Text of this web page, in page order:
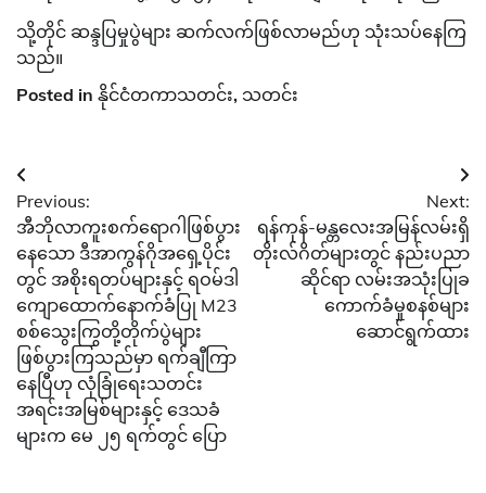
သို့တိုင် ဆန္ဒပြမှုပွဲများ ဆက်လက်ဖြစ်လာမည်ဟု သုံးသပ်နေကြ
သည်။
Posted in နိုင်ငံတကာသတင်း, သတင်း
Post
navigation
Previous:
အီဘိုလာကူးစက်ရောဂါဖြစ်ပွား
နေသော ဒီအာကွန်ဂိုအရှေ့ပိုင်း
တွင် အစိုးရတပ်များနှင့် ရဝမ်ဒါ
ကျောထောက်နောက်ခံပြု M23
စစ်သွေးကြွတို့တိုက်ပွဲများ
ဖြစ်ပွားကြသည်မှာ ရက်ချီကြာ
နေပြီဟု လုံခြုံရေးသတင်း
အရင်းအမြစ်များနှင့် ဒေသခံ
များက မေ ၂၅ ရက်တွင် ပြော
Next:
ရန်ကုန်-မန္တလေးအမြန်လမ်းရှိ
တိုးလ်ဂိတ်များတွင် နည်းပညာ
ဆိုင်ရာ လမ်းအသုံးပြုခ
ကောက်ခံမှုစနစ်များ
ဆောင်ရွက်ထား